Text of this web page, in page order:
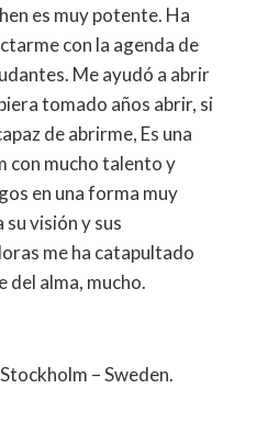
es muy potente. Ha
con la agenda de
Me ayudó a abrir
tomado años abrir, si
de abrirme, Es una
con mucho talento y
en una forma muy
visión y sus
me ha catapultado
del alma, mucho.
– Sweden.